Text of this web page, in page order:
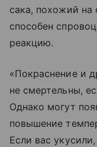
сака, похожий на
способен
реакцию.
«Покраснение и
не смертельны,
Однако могут
повышение
Если вас